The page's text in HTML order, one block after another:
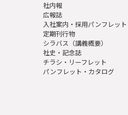
社内報
広報誌
入社案内・採用パンフレット
定期刊行物
シラバス（講義概要）
社史・記念誌
チラシ・リーフレット
パンフレット・カタログ